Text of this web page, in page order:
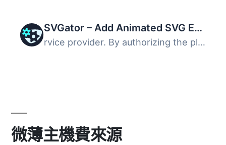
SVGator – Add Animated SVG Easily
rvice provider. By authorizing the plugin, you agree to t...
微薄主機費來源